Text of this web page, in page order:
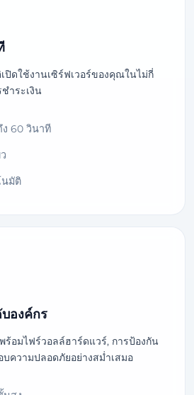
ปิดใช้งานเซิร์ฟเวอร์ของคุณในไม่กี่
ำระเงิน
ง 60 วินาที
นมัติ
องค์กร
อมไฟร์วอลล์ฮาร์ดแวร์, การป้องกัน
ความปลอดภัยอย่างสม่ำเสมอ